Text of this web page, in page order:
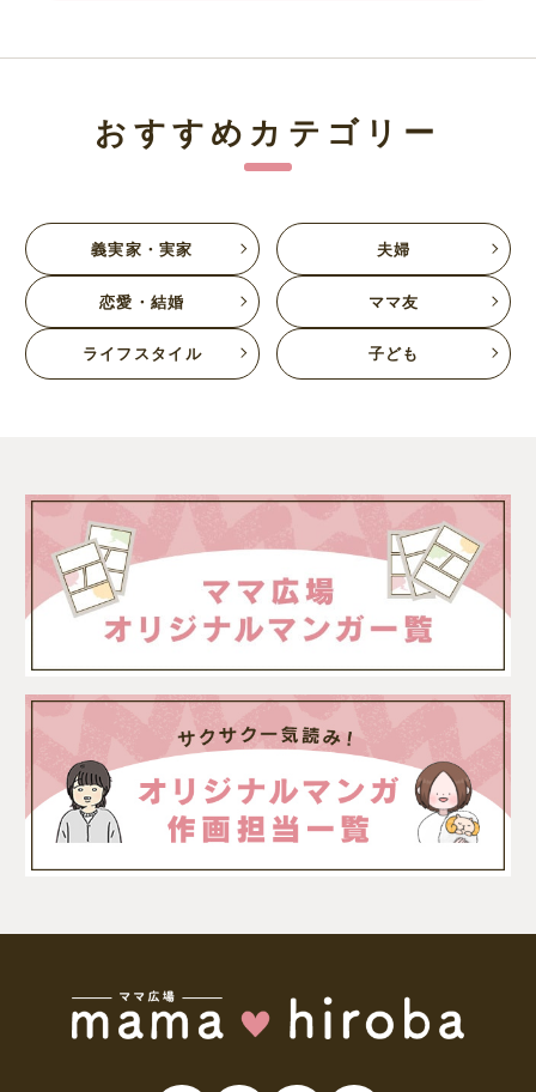
おすすめカテゴリー
義実家・実家 夫婦
恋愛・結婚 ママ友
ライフスタイル 子ども